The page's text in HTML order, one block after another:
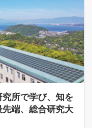
所で学び、知を
端、総合研究大